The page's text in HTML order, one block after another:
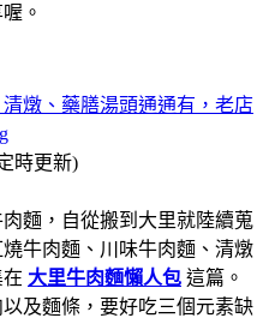
。
燉、藥膳湯頭通通有，老店
時更新)
麵，自從搬到大里就陸續蒐
牛肉麵、川味牛肉麵、清燉
大里牛肉麵懶人包 這篇。
及麵條，要好吃三個元素缺